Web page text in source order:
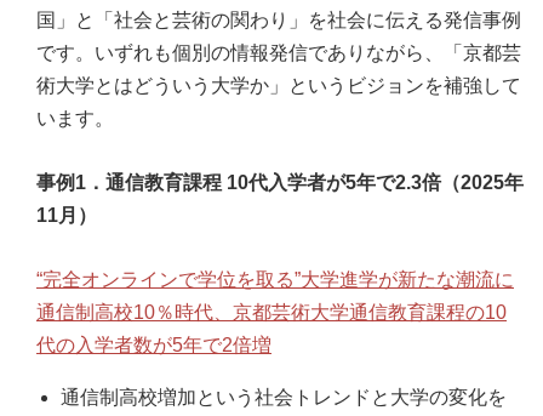
国」と「社会と芸術の関わり」を社会に伝える発信事例
です。いずれも個別の情報発信でありながら、「京都芸
術大学とはどういう大学か」というビジョンを補強して
います。
事例1．通信教育課程 10代入学者が5年で2.3倍（2025年
11月）
“完全オンラインで学位を取る”大学進学が新たな潮流に
通信制高校10％時代、京都芸術大学通信教育課程の10
代の入学者数が5年で2倍増
通信制高校増加という社会トレンドと大学の変化を